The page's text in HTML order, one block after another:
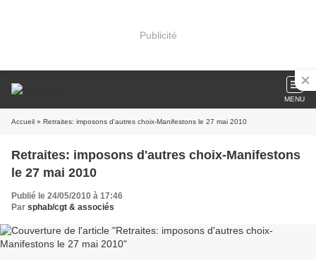
Publicité
MENU
Accueil » Retraites: imposons d'autres choix-Manifestons le 27 mai 2010
Retraites: imposons d'autres choix-Manifestons
le 27 mai 2010
Publié le 24/05/2010 à 17:46
Par sphab/cgt & associés